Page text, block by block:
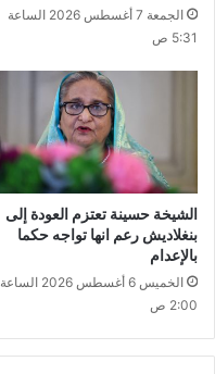
الجمعة 7 أغسطس 2026 الساعة
5:31 ص
الشيخة حسينة تعتزم العودة إلى
بنغلاديش رعم انها تواجه حكما
بالإعدام
الخميس 6 أغسطس 2026 الساعة
2:00 ص